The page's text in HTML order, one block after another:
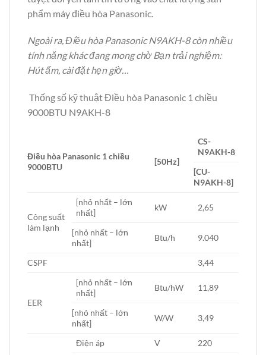
phẩm máy điều hòa Panasonic.
Ngoài ra, Điều hòa Panasonic N9AKH-8 còn nhiều
tính năng khác đang mong chờ Bạn trải nghiệm:
Hút ẩm, cài đặt hẹn giờ…
Thống số kỹ thuật Điều hòa Panasonic 1 chiều
9000BTU N9AKH-8
Điều hòa Panasonic 1 chiều
9000BTU
[50Hz]
CS-
N9AKH-8
[CU-
N9AKH-8]
Công suất
làm lạnh
[nhỏ nhất – lớn
nhất]
kW 2,65
[nhỏ nhất – lớn
nhất]
Btu/h 9.040
CSPF 3,44
EER
[nhỏ nhất – lớn
nhất]
Btu/hW 11,89
[nhỏ nhất – lớn
nhất]
W/W 3,49
Điện áp V
220